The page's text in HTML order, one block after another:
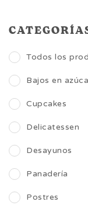
Todos los
Bajos en
Cupcakes
Delicatessen
Desayunos
Panadería
Postres